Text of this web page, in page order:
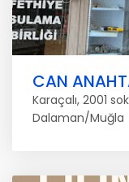
CAN
Karaçalı, 2001
Dalaman/Muğla